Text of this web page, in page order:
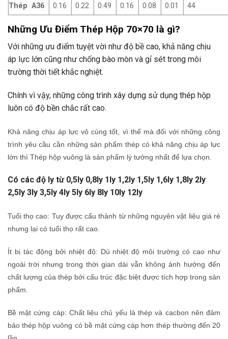
Thép A36 0.16 0.22 0.49 0.16 0.08 0.01 44
Những Ưu Điểm Thép Hộp 70×70 là gì?
Với những ưu điểm tuyệt vời như độ bề cao, khả năng chịu
áp lực lớn cũng như chống bào mòn và gỉ sét trong môi
trường thời tiết khắc nghiệt.
Chính vì vậy, những công trình xây dựng sử dụng thép hộp
luôn có độ bền chắc rất cao.
Khả năng chịu áp lực vô cùng tốt, vì thế mà đối với những công
trình yêu cầu cần những sản phẩm thép có khả năng chịu áp lực
lớn thì Thép hộp vuông là sản phẩm lý tưởng nhất để lựa chọn.
Có các độ ly từ 0,5ly 0,8ly 1ly 1,2ly 1,5ly 1,6ly 1,8ly 2ly
2,5ly 3ly 3,5ly 4ly 5ly 6ly 8ly 10ly 12ly
Tuổi thọ cao: Tuy được cấu thành từ những nguyên vật liệu giá rẻ
nhưng lại có tuổi thọ rất cao.
Ít bị tác động bởi nhiệt độ: Dù nhiệt độ môi trường có cao như
ngoài trời nhưng trong thời gian dài vẫn không ảnh hưởng đến
chất lượng của thép bởi cấu trúc đặc biệt được tích hợp trong sản
phẩm.
Bề mặt cứng cáp: Chất liệu chủ yếu là thép và cacbon nên đảm
bảo thép hộp vuông có bề mặt cứng cáp hơn thép thường đến 20